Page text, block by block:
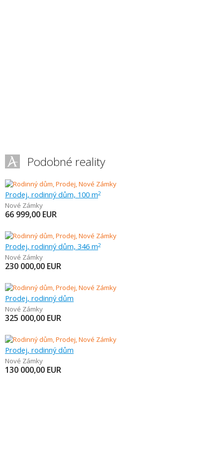
Podobné reality
Prodej, rodinný dům, 100 m2
Nové Zámky
66 999,00 EUR
Prodej, rodinný dům, 346 m2
Nové Zámky
230 000,00 EUR
Prodej, rodinný dům
Nové Zámky
325 000,00 EUR
Prodej, rodinný dům
Nové Zámky
130 000,00 EUR